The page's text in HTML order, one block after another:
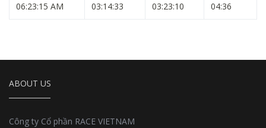
06:23:15 AM 03:14:33 03:23:10 04:36
ABOUT US
Công ty Cổ phần RACE VIETNAM